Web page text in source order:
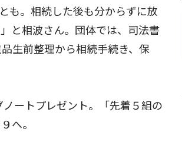
も。相続した後も分からずに放
と相波さん。団体では、司法書
生前整理から相続手続き、保
ートプレゼント。「先着５組の
へ。